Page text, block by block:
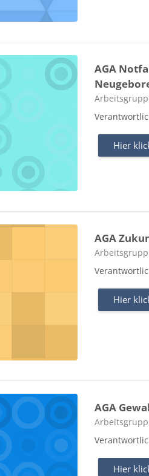
AGA
Kursbereich
Hier
AGA
Kursbereich
Hier
AGA
Kursbereich
Hier